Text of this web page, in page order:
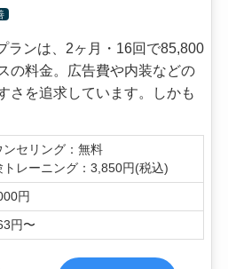
ランは、2ヶ月・16回で85,800
の料金。広告費や内装などの
さを追求しています。しかも
ンセリング：無料
トレーニング：3,850円(税込)
円
円〜